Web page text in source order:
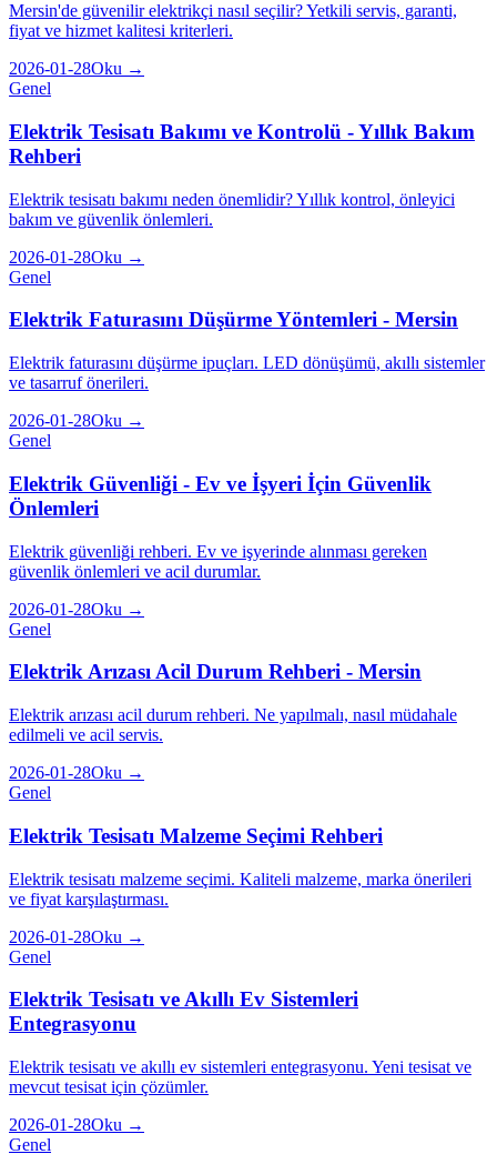
Mersin'de güvenilir elektrikçi nasıl seçilir? Yetkili servis, garanti,
fiyat ve hizmet kalitesi kriterleri.
2026-01-28Oku →
Genel
Elektrik Tesisatı Bakımı ve Kontrolü - Yıllık Bakım
Rehberi
Elektrik tesisatı bakımı neden önemlidir? Yıllık kontrol, önleyici
bakım ve güvenlik önlemleri.
2026-01-28Oku →
Genel
Elektrik Faturasını Düşürme Yöntemleri - Mersin
Elektrik faturasını düşürme ipuçları. LED dönüşümü, akıllı sistemler
ve tasarruf önerileri.
2026-01-28Oku →
Genel
Elektrik Güvenliği - Ev ve İşyeri İçin Güvenlik
Önlemleri
Elektrik güvenliği rehberi. Ev ve işyerinde alınması gereken
güvenlik önlemleri ve acil durumlar.
2026-01-28Oku →
Genel
Elektrik Arızası Acil Durum Rehberi - Mersin
Elektrik arızası acil durum rehberi. Ne yapılmalı, nasıl müdahale
edilmeli ve acil servis.
2026-01-28Oku →
Genel
Elektrik Tesisatı Malzeme Seçimi Rehberi
Elektrik tesisatı malzeme seçimi. Kaliteli malzeme, marka önerileri
ve fiyat karşılaştırması.
2026-01-28Oku →
Genel
Elektrik Tesisatı ve Akıllı Ev Sistemleri
Entegrasyonu
Elektrik tesisatı ve akıllı ev sistemleri entegrasyonu. Yeni tesisat ve
mevcut tesisat için çözümler.
2026-01-28Oku →
Genel